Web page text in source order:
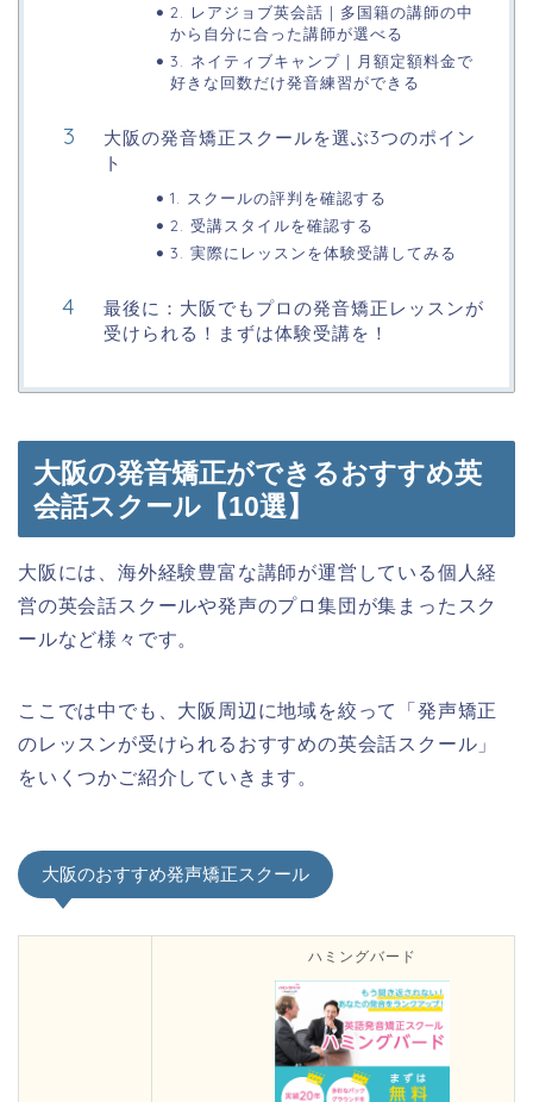
2. レアジョブ英会話 | 多国籍の講師の中
から自分に合った講師が選べる
3. ネイティブキャンプ | 月額定額料金で
好きな回数だけ発音練習ができる
大阪の発音矯正スクールを選ぶ3つのポイン
ト
1. スクールの評判を確認する
2. 受講スタイルを確認する
3. 実際にレッスンを体験受講してみる
最後に：大阪でもプロの発音矯正レッスンが
受けられる！まずは体験受講を！
大阪の発音矯正ができるおすすめ英
会話スクール【10選】
大阪には、海外経験豊富な講師が運営している個人経
営の英会話スクールや発声のプロ集団が集まったスク
ールなど様々です。
ここでは中でも、大阪周辺に地域を絞って「発声矯正
のレッスンが受けられるおすすめの英会話スクール」
をいくつかご紹介していきます。
大阪のおすすめ発声矯正スクール
ハミングバード